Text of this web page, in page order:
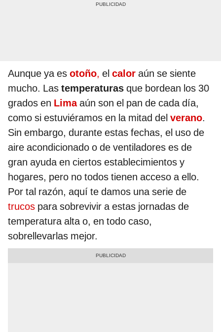
Aunque ya es otoño, el calor aún se siente
mucho. Las temperaturas que bordean los 30
grados en Limaaún son el pan de cada día,
como si estuviéramos en la mitad del verano.
Sin embargo, durante estas fechas, el uso de
aire acondicionado o de ventiladores es de
gran ayuda en ciertos establecimientos y
hogares, pero no todos tienen acceso a ello.
Por tal razón, aquí te damos una serie de
trucos para sobrevivir a estas jornadas de
temperatura alta o, en todo caso,
sobrellevarlas mejor.